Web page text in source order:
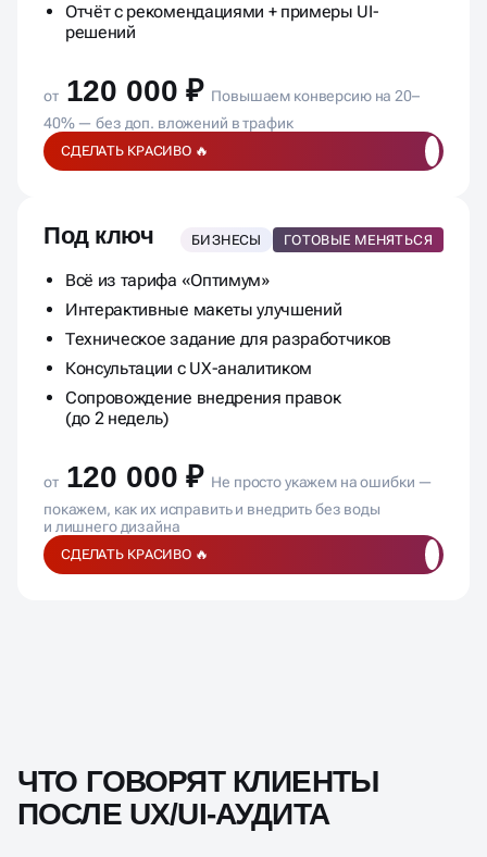
Отчёт с рекомендациями + примеры UI-
решений
от 120 000 ₽ Повышаем конверсию на 20–
40% — без доп. вложений в трафик
СДЕЛАТЬ КРАСИВО 🔥
Под ключ БИЗНЕСЫ ГОТОВЫЕ МЕНЯТЬСЯ
Всё из тарифа «Оптимум»
Интерактивные макеты улучшений
Техническое задание для разработчиков
Консультации с UX-аналитиком
Сопровождение внедрения правок
(до 2 недель)
от 120 000 ₽ Не просто укажем на ошибки —
покажем, как их исправить и внедрить без воды
и лишнего дизайна
СДЕЛАТЬ КРАСИВО 🔥
ЧТО ГОВОРЯТ КЛИЕНТЫ
ПОСЛЕ UX/UI-АУДИТА